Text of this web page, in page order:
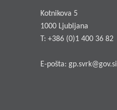
Kotnikova 5
1000 Ljubljana
T: +386 (0)1 400 36 82
E-pošta: gp.svrk@gov.si